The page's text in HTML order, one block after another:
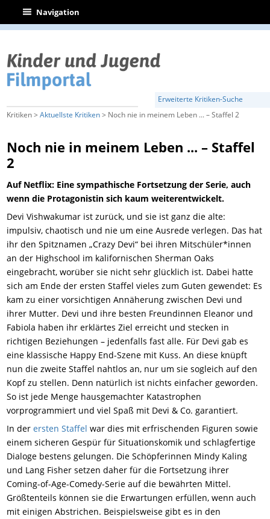
| Navigation
Erweiterte Kritiken-Suche
Kritiken >Aktuellste Kritiken> Noch nie in meinem Leben ... – Staffel 2
Noch nie in meinem Leben ... – Staffel
2
Auf Netflix: Eine sympathische Fortsetzung der Serie, auch
wenn die Protagonistin sich kaum weiterentwickelt.
Devi Vishwakumar ist zurück, und sie ist ganz die alte:
impulsiv, chaotisch und nie um eine Ausrede verlegen. Das hat
ihr den Spitznamen „Crazy Devi“ bei ihren Mitschüler*innen
an der Highschool im kalifornischen Sherman Oaks
eingebracht, worüber sie nicht sehr glücklich ist. Dabei hatte
sich am Ende der ersten Staffel vieles zum Guten gewendet: Es
kam zu einer vorsichtigen Annäherung zwischen Devi und
ihrer Mutter. Devi und ihre besten Freundinnen Eleanor und
Fabiola haben ihr erklärtes Ziel erreicht und stecken in
richtigen Beziehungen – jedenfalls fast alle. Für Devi gab es
eine klassische Happy End-Szene mit Kuss. An diese knüpft
nun die zweite Staffel nahtlos an, nur um sie sogleich auf den
Kopf zu stellen. Denn natürlich ist nichts einfacher geworden.
So ist jede Menge hausgemachter Katastrophen
vorprogrammiert und viel Spaß mit Devi & Co. garantiert.
In derersten Staffelwar dies mit erfrischenden Figuren sowie
einem sicheren Gespür für Situationskomik und schlagfertige
Dialoge bestens gelungen. Die Schöpferinnen Mindy Kaling
und Lang Fisher setzen daher für die Fortsetzung ihrer
Coming-of-Age-Comedy-Serie auf die bewährten Mittel.
Größtenteils können sie die Erwartungen erfüllen, wenn auch
mit einigen Abstrichen. Beispielsweise gibt es in den